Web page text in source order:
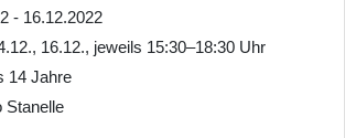
- 16.12.2022
16.12., jeweils 15:30–18:30 Uhr
14 Jahre
Stanelle